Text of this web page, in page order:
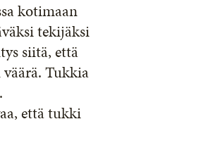
kotimaan
tekijäksi
siitä, että
Tukkia
että tukki